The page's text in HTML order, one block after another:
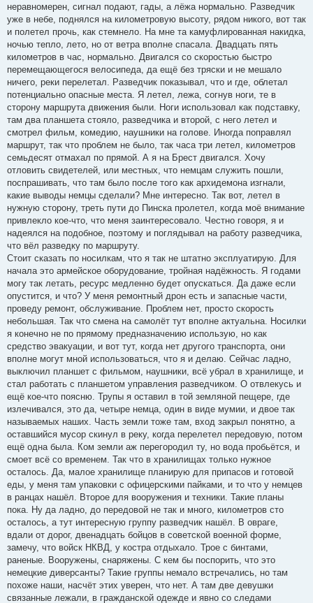
неравномерен, сигнал подают, гады, а лёжа нормально. Разведчик
уже в небе, поднялся на километровую высоту, рядом никого, вот так
и полетел прочь, как стемнело. На мне та камуфлированная накидка,
ночью тепло, лето, но от ветра вполне спасала. Двадцать пять
километров в час, нормально. Двигался со скоростью быстро
перемещающегося велосипеда, да ещё без тряски и не мешало
ничего, реки перелетал. Разведчик показывал, что и где, облетал
потенциально опасные места. Я летел, лежа, согнув ноги, те в
сторону маршрута движения были. Ноги использовал как подставку,
там два планшета стояло, разведчика и второй, с него летел и
смотрел фильм, комедию, наушники на голове. Иногда поправлял
маршрут, так что проблем не было, так часа три летел, километров
семьдесят отмахал по прямой. А я на Брест двигался. Хочу
отловить свидетелей, или местных, что немцам служить пошли,
поспрашивать, что там было после того как архидемона изгнали,
какие выводы немцы сделали? Мне интересно. Так вот, летел в
нужную сторону, треть пути до Пинска пролетел, когда моё внимание
привлекло кое-что, что меня заинтересовало. Честно говоря, я и
надеялся на подобное, поэтому и поглядывал на работу разведчика,
что вёл разведку по маршруту.
Стоит сказать по носилкам, что я так не штатно эксплуатирую. Для
начала это армейское оборудование, тройная надёжность. Я годами
могу так летать, ресурс медленно будет опускаться. Да даже если
опустится, и что? У меня ремонтный дрон есть и запасные части,
проведу ремонт, обслуживание. Проблем нет, просто скорость
небольшая. Так что смена на самолёт тут вполне актуальна. Носилки
я конечно не по прямому предназначению использую, но как
средство эвакуации, и вот тут, когда нет другого транспорта, они
вполне могут мной использоваться, что я и делаю. Сейчас ладно,
выключил планшет с фильмом, наушники, всё убрал в хранилище, и
стал работать с планшетом управления разведчиком. О отвлекусь и
ещё кое-что поясню. Трупы я оставил в той земляной пещере, где
излечивался, это да, четыре немца, один в виде мумии, и двое так
называемых наших. Часть земли тоже там, вход закрыл понятно, а
оставшийся мусор скинул в реку, когда перелетел передовую, потом
ещё одна была. Ком земли аж перегородил ту, но вода пробьётся, и
смоет всё со временем. Так что в хранилищах только нужное
осталось. Да, малое хранилище планирую для припасов и готовой
еды, у меня там упаковки с офицерскими пайками, и то что у немцев
в ранцах нашёл. Второе для вооружения и техники. Такие планы
пока. Ну да ладно, до передовой не так и много, километров сто
осталось, а тут интересную группу разведчик нашёл. В овраге,
вдали от дорог, двенадцать бойцов в советской военной форме,
замечу, что войск НКВД, у костра отдыхало. Трое с бинтами,
раненые. Вооружены, снаряжены. С кем бы поспорить, что это
немецкие диверсанты? Такие группы немало встречались, но там
похоже наши, насчёт этих уверен, что нет. А там две девушки
связанные лежали, в гражданской одежде и явно со следами